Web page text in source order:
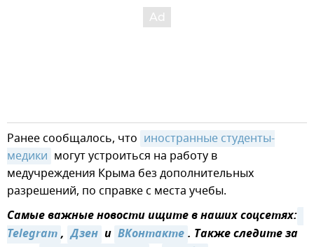
Ранее сообщалось, что иностранные студенты-
медики могут устроиться на работу в
медучреждения Крыма без дополнительных
разрешений, по справке с места учебы.
Самые важные новости ищите в наших соцсетях:
Telegram, Дзен и ВКонтакте. Также следите за